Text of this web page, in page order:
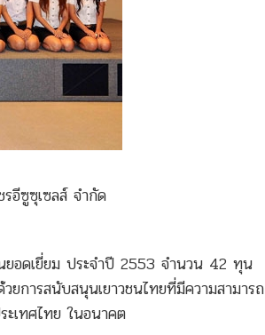
อีซูซุเซลส์ จำกัด
ยอดเยี่ยม ประจำปี 2553 จำนวน 42 ทุน
การสนับสนุนเยาวชนไทยที่มีความสามารถ
เทศไทย ในอนาคต